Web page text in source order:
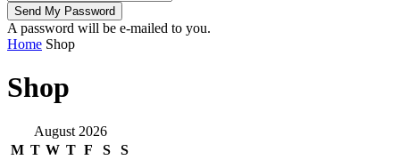
A password will be e-mailed to you.
Home Shop
Shop
August 2026
M T W T F S
S